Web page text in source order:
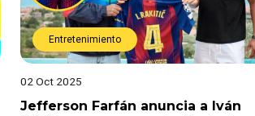
Entretenimiento
02 Oct 2025
Jefferson Farfán anuncia a Iván